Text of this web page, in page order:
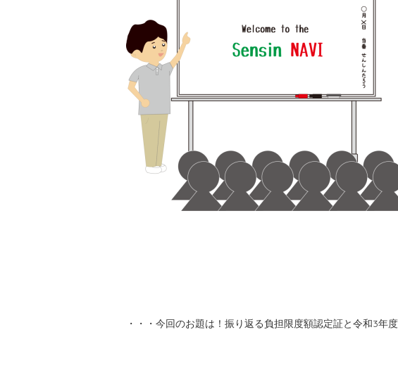
・・・今回のお題は！振り返る負担限度額認定証と令和3年